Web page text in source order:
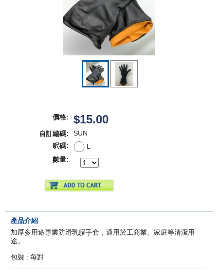
價格: $15.00
自訂編碼:
SUN
呎碼:
L
數量:
產品介紹
加厚多用途專業防滑乳膠手套，適用於工商業、家庭等清潔用
途。
包裝 : 每對